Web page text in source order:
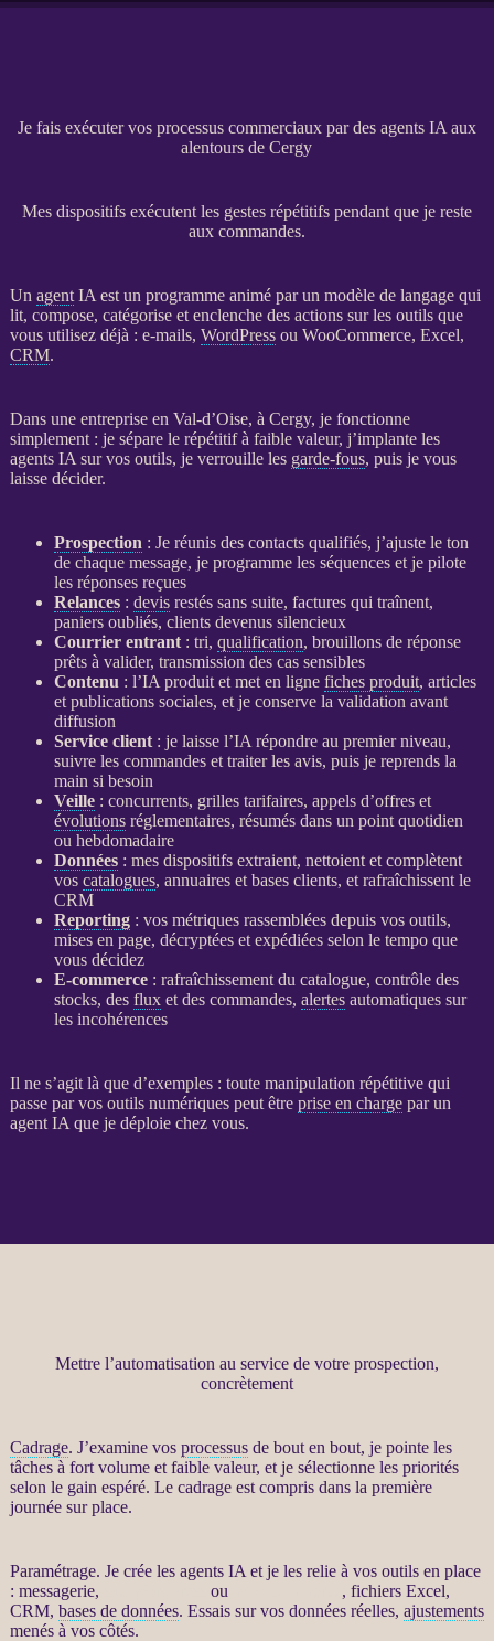
Je fais exécuter vos processus commerciaux par des agents IA aux
alentours de Cergy
Mes dispositifs exécutent les gestes répétitifs pendant que je reste
aux commandes.
Un agent IA est un programme animé par un modèle de langage qui
lit, compose, catégorise et enclenche des actions sur les outils que
vous utilisez déjà : e-mails, WordPressou WooCommerce, Excel,
CRM.
Dans une entreprise en Val-d’Oise, à Cergy, je fonctionne
simplement : je sépare le répétitif à faible valeur, j’implante les
agents IA sur vos outils, je verrouille les garde-fous, puis je vous
laisse décider.
Prospection : Je réunis des contacts qualifiés, j’ajuste le ton
de chaque message, je programme les séquences et je pilote
les réponses reçues
Relances: devisrestés sans suite, factures qui traînent,
paniers oubliés, clients devenus silencieux
Courrier entrant: tri, qualification, brouillons de réponse
prêts à valider, transmission des cas sensibles
Contenu : l’IA produit et met en ligne fiches produit, articles
et publications sociales, et je conserve la validation avant
diffusion
Service client: je laisse l’IA répondre au premier niveau,
suivre les commandes et traiter les avis, puis je reprends la
main si besoin
Veille: concurrents, grilles tarifaires, appels d’offres et
évolutionsréglementaires, résumés dans un point quotidien
ou hebdomadaire
Données: mes dispositifs extraient, nettoient et complètent
vos catalogues, annuaires et bases clients, et rafraîchissent le
CRM
Reporting: vos métriques rassemblées depuis vos outils,
mises en page, décryptées et expédiées selon le tempo que
vous décidez
E-commerce: rafraîchissement du catalogue, contrôle des
stocks, des fluxet des commandes, alertesautomatiques sur
les incohérences
Il ne s’agit là que d’exemples : toute manipulation répétitive qui
passe par vos outils numériques peut être prise en chargepar un
agent IA que je déploie chez vous.
Mettre l’automatisation au service de votre prospection,
concrètement
Cadrage. J’examine vos processusde bout en bout, je pointe les
tâches à fort volume et faible valeur, et je sélectionne les priorités
selon le gain espéré. Le cadrageest compris dans la première
journée sur place.
Paramétrage. Je crée les agents IA et je les relie à vos outils en place
: messagerie,
ou
, fichiers Excel,
CRM, bases de données. Essais sur vos donnéesréelles, ajustements
menés à vos côtés.